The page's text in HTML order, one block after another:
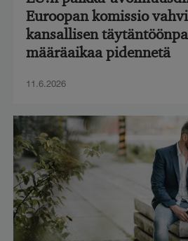
Euroopan komissio
kansallisen
määräaikaa pidennetä
11.6.2026